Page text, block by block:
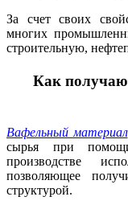
За счет своих
многих
строительную,
Как
Вафельный материал
сырья при
производстве
позволяющее
структурой.